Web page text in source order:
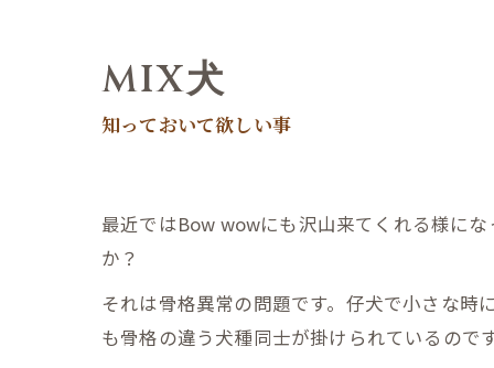
MIX犬
知っておいて欲しい事
最近ではBow wowにも沢山来てくれる様に
か？
それは骨格異常の問題です。仔犬で小さな時
も骨格の違う犬種同士が掛けられているの